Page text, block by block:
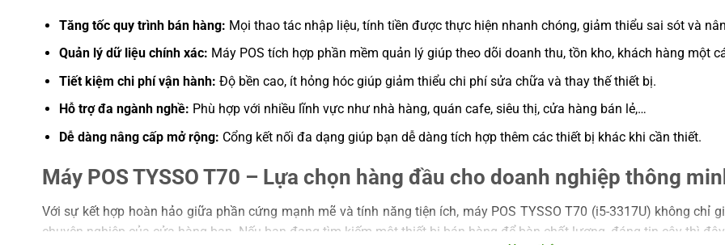
Tăng tốc quy trình bán hàng: Mọi thao tác nhập liệu, tính tiền được thực hiện nhanh chóng, giảm thiểu sai sót và
Quản lý dữ liệu chính xác: Máy POS tích hợp phần mềm quản lý giúp theo dõi doanh thu, tồn kho, khách hàng một
Tiết kiệm chi phí vận hành: Độ bền cao, ít hỏng hóc giúp giảm thiểu chi phí sửa chữa và thay thế thiết bị.
Hỗ trợ đa ngành nghề: Phù hợp với nhiều lĩnh vực như nhà hàng, quán cafe, siêu thị, cửa hàng bán lẻ,…
Dễ dàng nâng cấp mở rộng: Cổng kết nối đa dạng giúp bạn dễ dàng tích hợp thêm các thiết bị khác khi cần thiết.
Máy POS TYSSO T70 – Lựa chọn hàng đầu cho doanh nghiệp thông
Với sự kết hợp hoàn hảo giữa phần cứng mạnh mẽ và tính năng tiện ích, máy POS TYSSO T70 (i5-3317U) không chỉ
chuyên nghiệp của cửa hàng bạn. Nếu bạn đang tìm kiếm một thiết bị bán hàng để bàn chất lượng, đáng tin cậy thì